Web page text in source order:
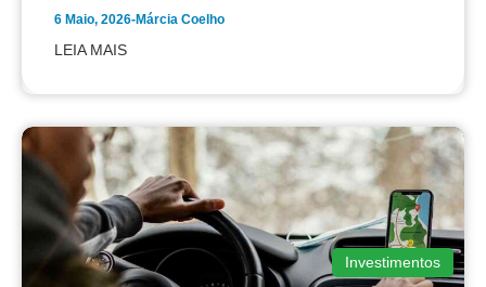
6 Maio, 2026-Márcia Coelho
LEIA MAIS
Investimentos